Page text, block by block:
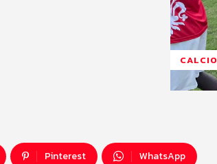
CALCIO
Pinterest WhatsApp